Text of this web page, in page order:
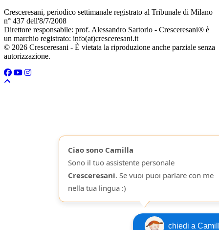
Cresceresani, periodico settimanale registrato al Tribunale di Milano
n° 437 dell'8/7/2008
Direttore responsabile: prof. Alessandro Sartorio - Cresceresani® è
un marchio registrato: info(at)cresceresani.it
© 2026 Cresceresani - È vietata la riproduzione anche parziale senza
autorizzazione.
Ciao sono Camilla
Sono il tuo assistente personale
Cresceresani. Se vuoi puoi parlare con me
nella tua lingua :)
chiedi a